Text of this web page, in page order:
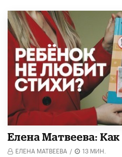
Елена Матвеева:
ЕЛЕНА МАТВЕЕВА / 13 МИН.